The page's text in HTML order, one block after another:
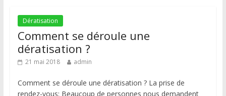
Dératisation
Comment se déroule une
dératisation ?
21 mai 2018 admin
Comment se déroule une dératisation ? La prise de
rendez-vous: Beaucoup de personnes nous demandent